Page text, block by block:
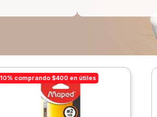
comprando $400 en útiles